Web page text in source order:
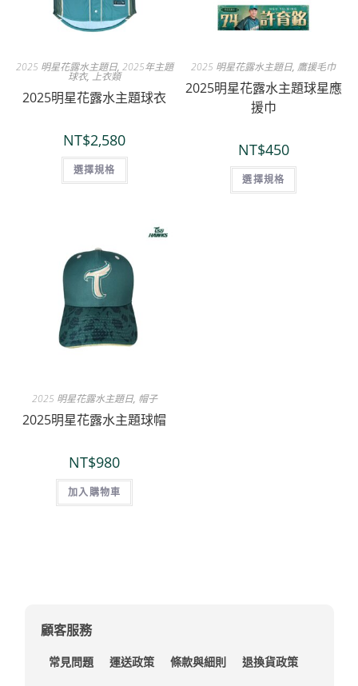
2025 明星花露水主題日, 2025年主題
球衣, 上衣類
2025明星花露水主題球衣
NT$2,580
選擇規格
2025 明星花露水主題日, 鷹援毛巾
2025明星花露水主題球星應
援巾
NT$450
選擇規格
2025 明星花露水主題日, 帽子
2025明星花露水主題球帽
NT$980
加入購物車
顧客服務
常見問題 運送政策 條款與細則 退換貨政策